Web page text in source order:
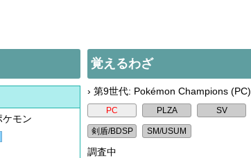
モン
覚えるわざ
› 第9世代: Pokémon Champions (PC)
調査中